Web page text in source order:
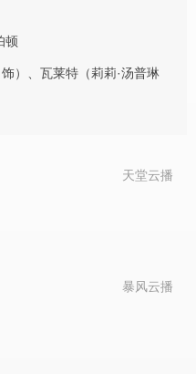
顿
）、瓦莱特（莉莉·汤普琳
天堂云播
暴风云播